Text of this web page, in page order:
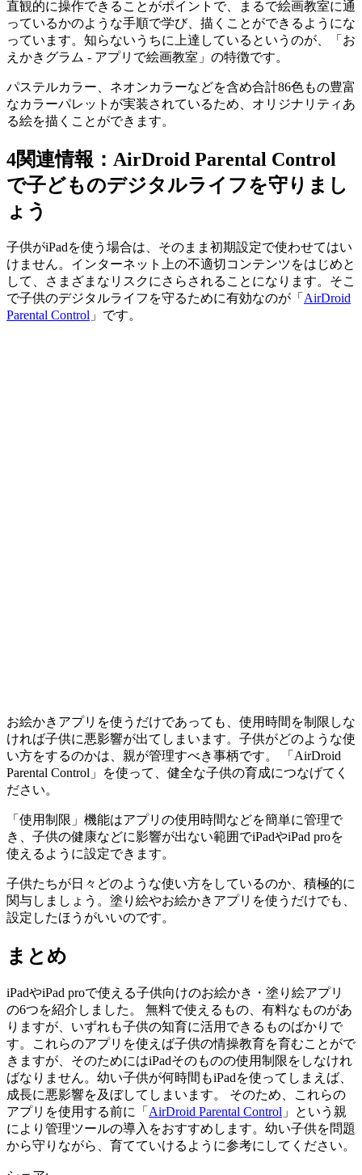
直観的に操作できることがポイントで、まるで絵画教室に通
っているかのような手順で学び、描くことができるようにな
っています。知らないうちに上達しているというのが、「お
えかきグラム - アプリで絵画教室」の特徴です。
パステルカラー、ネオンカラーなどを含め合計86色もの豊富
なカラーパレットが実装されているため、オリジナリティあ
る絵を描くことができます。
4関連情報：AirDroid Parental Control
で子どものデジタルライフを守りまし
ょう
子供がiPadを使う場合は、そのまま初期設定で使わせてはい
けません。インターネット上の不適切コンテンツをはじめと
して、さまざまなリスクにさらされることになります。そこ
で子供のデジタルライフを守るために有効なのが「 AirDroid
Parental Control 」です。
お絵かきアプリを使うだけであっても、使用時間を制限しな
ければ子供に悪影響が出てしまいます。子供がどのような使
い方をするのかは、親が管理すべき事柄です。 「AirDroid
Parental Control」を使って、健全な子供の育成につなげてく
ださい。
「使用制限」機能はアプリの使用時間などを簡単に管理で
き、子供の健康などに影響が出ない範囲でiPadやiPad proを
使えるように設定できます。
子供たちが日々どのような使い方をしているのか、積極的に
関与しましょう。塗り絵やお絵かきアプリを使うだけでも、
設定したほうがいいのです。
まとめ
iPadやiPad proで使える子供向けのお絵かき・塗り絵アプリ
の6つを紹介しました。 無料で使えるもの、有料なものがあ
りますが、いずれも子供の知育に活用できるものばかりで
す。これらのアプリを使えば子供の情操教育を育むことがで
きますが、そのためにはiPadそのものの使用制限をしなけれ
ばなりません。幼い子供が何時間もiPadを使ってしまえば、
成長に悪影響を及ぼしてしまいます。 そのため、これらの
アプリを使用する前に「 AirDroid Parental Control 」という親
により管理ツールの導入をおすすめします。幼い子供を問題
から守りながら、育てていけるように参考にしてください。